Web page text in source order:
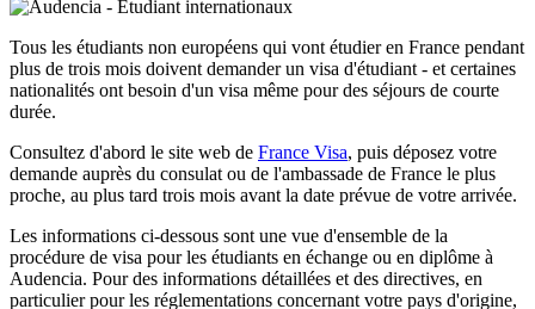
Tous les étudiants non européens qui vont étudier en France pendant
plus de trois mois doivent demander un visa d'étudiant - et certaines
nationalités ont besoin d'un visa même pour des séjours de courte
durée.
Consultez d'abord le site web de France Visa, puis déposez votre
demande auprès du consulat ou de l'ambassade de France le plus
proche, au plus tard trois mois avant la date prévue de votre arrivée.
Les informations ci-dessous sont une vue d'ensemble de la
procédure de visa pour les étudiants en échange ou en diplôme à
Audencia. Pour des informations détaillées et des directives, en
particulier pour les réglementations concernant votre pays d'origine,